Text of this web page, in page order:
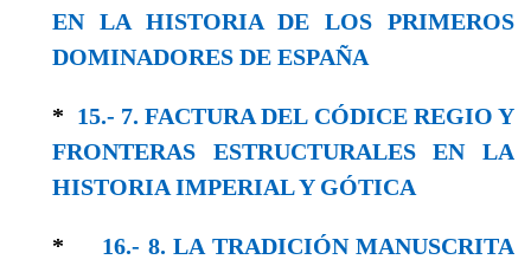
EN LA HISTORIA DE LOS PRIMEROS
DOMINADORES DE ESPAÑA
* 15.- 7. FACTURA DEL CÓDICE REGIO Y
FRONTERAS ESTRUCTURALES EN LA
HISTORIA IMPERIAL Y GÓTICA
* 16.- 8. LA TRADICIÓN MANUSCRITA